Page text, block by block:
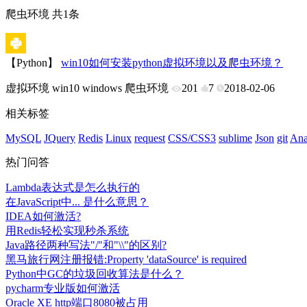
爬虫环境 共1条
【Python】 win10如何安装python虚拟环境以及爬虫环境？
虚拟环境 win10 windows 爬虫环境 201 7 2018-02-06
相关标签
MySQL JQuery Redis Linux request CSS/CSS3 sublime Json git
热门问答
Lambda表达式是怎么执行的
在JavaScript中... 是什么意思？
IDEA如何激活?
用Redis轻松实现秒杀系统
Java路径两种写法"/"和"\\"的区别?
黑马旅行网注册报错:Property 'dataSource' is required
Python中GC的垃圾回收算法是什么？
pycharm专业版如何激活
Oracle XE http端口8080被占用